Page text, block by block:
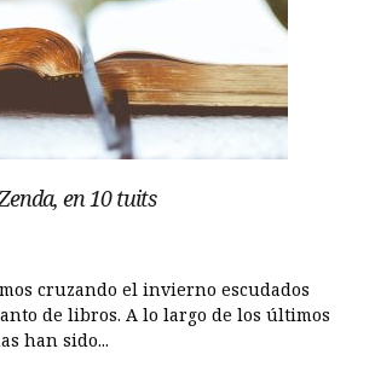
en 10 tuits
cruzando el invierno escudados
de libros. A lo largo de los últimos
han sido...